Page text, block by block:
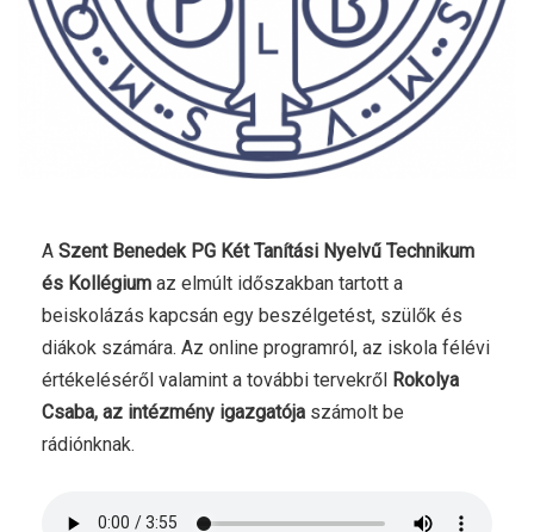
A Szent Benedek PG Két Tanítási Nyelvű Technikum
és Kollégium az elmúlt időszakban tartott a
beiskolázás kapcsán egy beszélgetést, szülők és
diákok számára. Az online programról, az iskola félévi
értékeléséről valamint a további tervekről Rokolya
Csaba, az intézmény igazgatója számolt be
rádiónknak.